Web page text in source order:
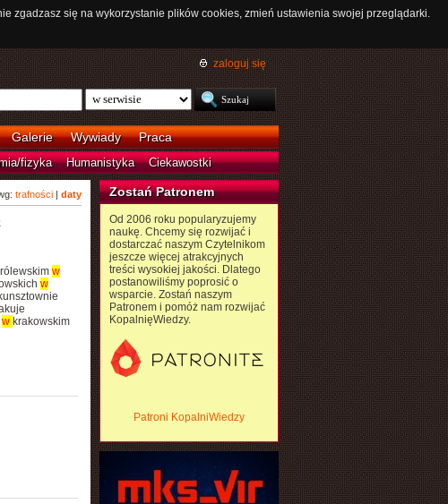
zgadzasz się na wykorzystanie plików cookies, zmień ustawienia swojej przeglądarki.
zaloguj się
Galerie Wywiady Praca
fizyka Humanistyka Ciekawostki
trafności| daty
w
w
w krakowskim
Zostań Patronem
Od 2006 roku popularyzujemy
naukę. Chcemy się rozwijać i
dostarczać naszym Czytelnikom
jeszcze więcej atrakcyjnych
treści wysokiej jakości. Dlatego
postanowiliśmy poprosić o
wsparcie. Zostań naszym
Patronem i pomóż nam rozwijać
KopalnięWiedzy.
Patroni KopalniWiedzy